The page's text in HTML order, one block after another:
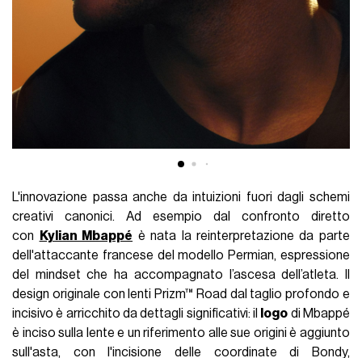
L'innovazione passa anche da intuizioni fuori dagli schemi
creativi canonici. Ad esempio dal confronto diretto
con
Kylian Mbappé è nata la reinterpretazione da parte
dell'attaccante francese del modello Permian, espressione
del mindset che ha accompagnato l’ascesa dell’atleta. Il
design originale con lenti Prizm™ Road dal taglio profondo e
incisivo è arricchito da dettagli significativi: il
logo di Mbappé
è inciso sulla lente e un riferimento alle sue origini è aggiunto
sull'asta, con l'incisione delle coordinate di Bondy,